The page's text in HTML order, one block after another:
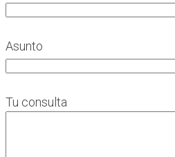
Asunto
Tu consulta